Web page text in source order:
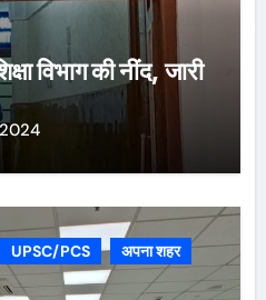
विभाग की नींद, जारी
UPSC/PCS
अपना शहर